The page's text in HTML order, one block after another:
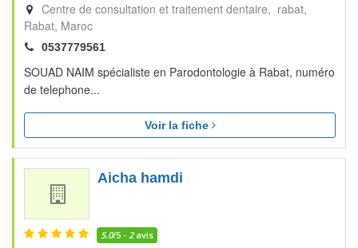
Centre de consultation et traitement dentaire, rabat
Rabat Maroc
0537779561
SOUAD NAIM spécialiste en Parodontologie à Rabat, numéro
de telephone...
Voir la fiche
Aicha hamdi
5.0/5 - 2avis